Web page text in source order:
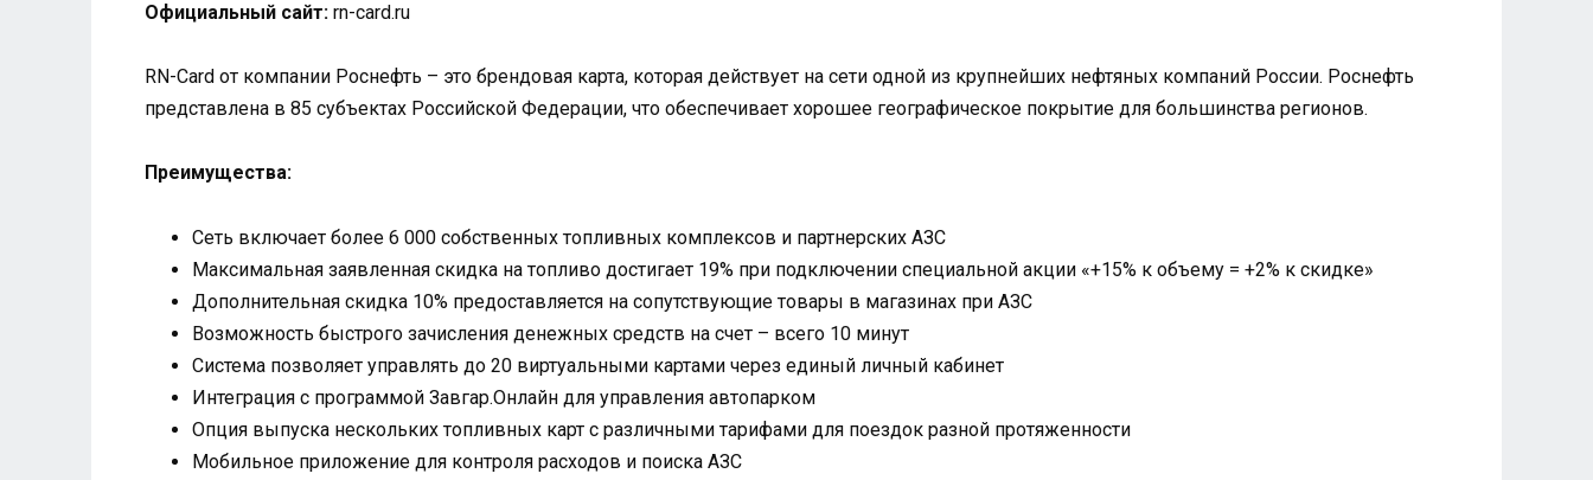
Официальный сайт: rn-card.ru
RN-Card от компании Роснефть – это брендовая карта, которая действует на сети одной из крупнейших нефтяных компаний России. Роснефть
представлена в 85 субъектах Российской Федерации, что обеспечивает хорошее географическое покрытие для большинства регионов.
Преимущества:
Сеть включает более 6 000 собственных топливных комплексов и партнерских АЗС
Максимальная заявленная скидка на топливо достигает 19% при подключении специальной акции «+15% к объему = +2% к скидке»
Дополнительная скидка 10% предоставляется на сопутствующие товары в магазинах при АЗС
Возможность быстрого зачисления денежных средств на счет – всего 10 минут
Система позволяет управлять до 20 виртуальными картами через единый личный кабинет
Интеграция с программой Завгар.Онлайн для управления автопарком
Опция выпуска нескольких топливных карт с различными тарифами для поездок разной протяженности
Мобильное приложение для контроля расходов и поиска АЗС